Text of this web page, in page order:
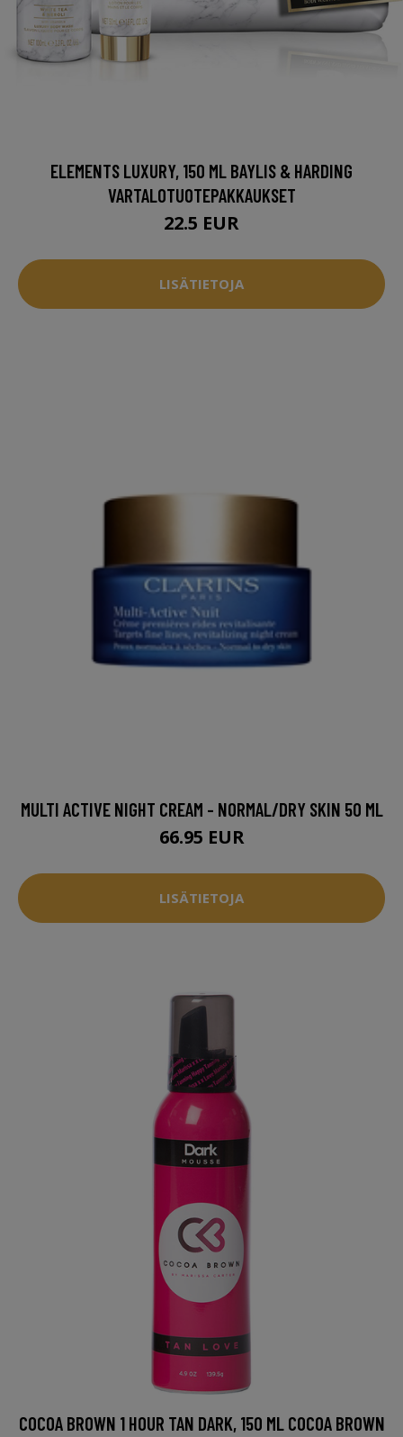
ELEMENTS LUXURY, 150 ML BAYLIS & HARDING
VARTALOTUOTEPAKKAUKSET
22.5 EUR
LISÄTIETOJA
MULTI ACTIVE NIGHT CREAM - NORMAL/DRY SKIN 50 ML
66.95 EUR
LISÄTIETOJA
COCOA BROWN 1 HOUR TAN DARK, 150 ML COCOA BROWN